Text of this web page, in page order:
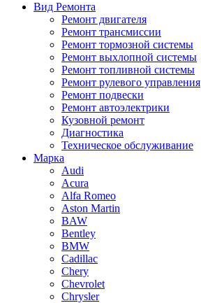
Вид Ремонта
Ремонт двигателя
Ремонт трансмиссии
Ремонт тормозной системы
Ремонт выхлопной системы
Ремонт топливной системы
Ремонт рулевого управления
Ремонт подвески
Ремонт автоэлектрики
Кузовной ремонт
Диагностика
Техническое обслуживание
Марка
Audi
Acura
Alfa Romeo
Aston Martin
BAW
Bentley
BMW
Cadillac
Chery
Chevrolet
Chrysler